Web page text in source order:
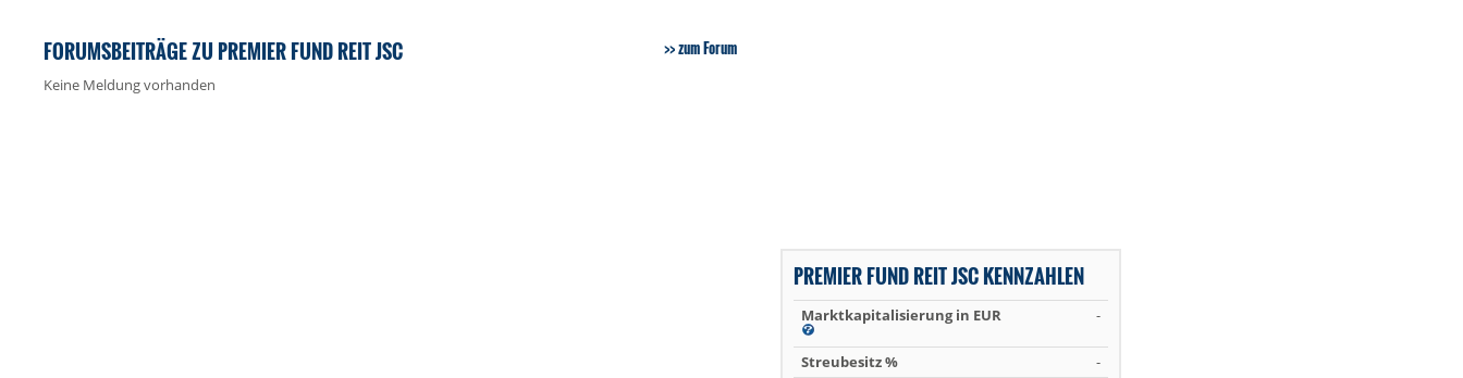
FORUMSBEITRÄGE ZU PREMIER FUND REIT JSC zum Forum
Keine Meldung vorhanden
PREMIER FUND REIT JSC KENNZAHLEN
Marktkapitalisierung in EUR -
Streubesitz %
-